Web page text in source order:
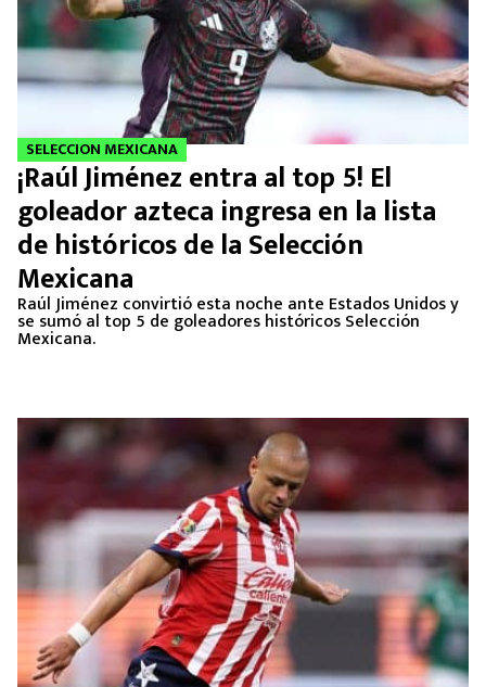
SELECCION MEXICANA
¡Raúl Jiménez entra al top 5! El
goleador azteca ingresa en la lista
de históricos de la Selección
Mexicana
Raúl Jiménez convirtió esta noche ante Estados Unidos y
se sumó al top 5 de goleadores históricos Selección
Mexicana.